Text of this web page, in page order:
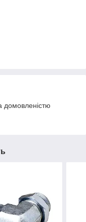
домовленістю